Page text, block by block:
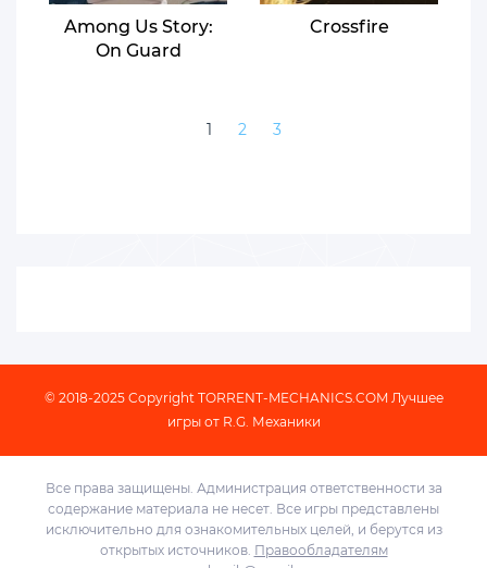
Among Us Story:
On Guard
Crossfire
1 2 3
© 2018-2025 Copyright TORRENT-MECHANICS.COM Лучшее
игры от R.G. Механики
Все права защищены. Администрация ответственности за
содержание материала не несет. Все игры представлены
исключительно для ознакомительных целей, и берутся из
открытых источников. Правообладателям